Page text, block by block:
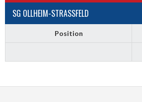
SG OLLHEIM-STRASSFELD
Position